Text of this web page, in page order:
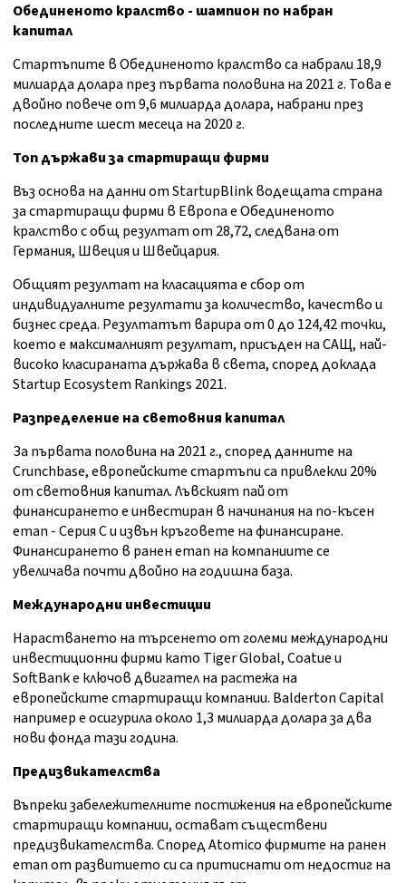
Обединеното кралство - шампион по набран
капитал
Стартъпите в Обединеното кралство са набрали 18,9
милиарда долара през първата половина на 2021 г. Това е
двойно повече от 9,6 милиарда долара, набрани през
последните шест месеца на 2020 г.
Топ държави за стартиращи фирми
Въз основа на данни от StartupBlink водещата страна
за стартиращи фирми в Европа е Обединеното
кралство с общ резултат от 28,72, следвана от
Германия, Швеция и Швейцария.
Общият резултат на класацията е сбор от
индивидуалните резултати за количество, качество и
бизнес среда. Резултатът варира от 0 до 124,42 точки,
което е максималният резултат, присъден на САЩ, най-
високо класираната държава в света, според доклада
Startup Ecosystem Rankings 2021.
Разпределение на световния капитал
За първата половина на 2021 г., според данните на
Crunchbase, европейските стартъпи са привлекли 20%
от световния капитал. Лъвският пай от
финансирането е инвестиран в начинания на по-късен
етап - Серия C и извън кръговете на финансиране.
Финансирането в ранен етап на компаниите се
увеличава почти двойно на годишна база.
Международни инвестиции
Нарастването на търсенето от големи международни
инвестиционни фирми като Tiger Global, Coatue и
SoftBank е ключов двигател на растежа на
европейските стартиращи компании. Balderton Capital
например е осигурила около 1,3 милиарда долара за два
нови фонда тази година.
Предизвикателства
Въпреки забележителните постижения на европейските
стартиращи компании, остават съществени
предизвикателства. Според Atomico фирмите на ранен
етап от развитието си са притиснати от недостиг на